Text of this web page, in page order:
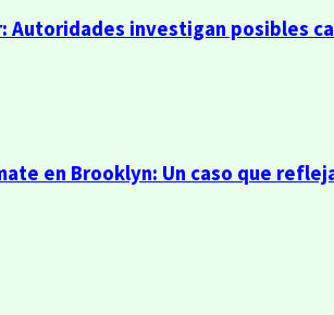
Autoridades investigan posibles
en Brooklyn: Un caso que